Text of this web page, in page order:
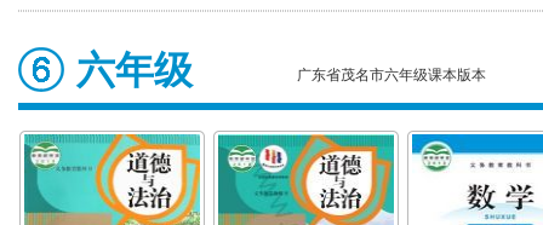
版)
版)
六年级 广东省茂名市六年级课本版本